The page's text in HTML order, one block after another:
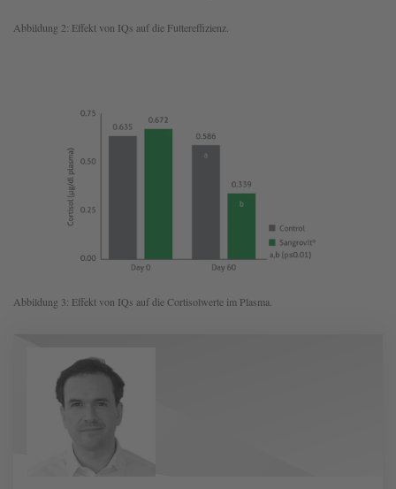
Abbildung 2: Effekt von IQs auf die Futtereffizienz.
Abbildung 3: Effekt von IQs auf die Cortisolwerte im Plasma.